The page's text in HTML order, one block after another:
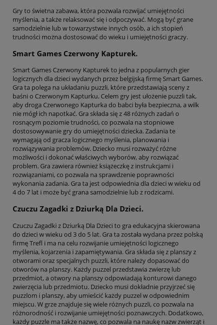
Gry to świetna zabawa, która pozwala rozwijać umiejętności
myślenia, a także relaksować się i odpoczywać. Mogą być grane
samodzielnie lub w towarzystwie innych osób, a ich stopień
trudności można dostosować do wieku i umiejętności graczy.
Smart Games Czerwony Kapturek.
Smart Games Czerwony Kapturek to jedna z popularnych gier
logicznych dla dzieci wydanych przez belgijską firmę Smart Games.
Gra ta polega na układaniu puzzli, które przedstawiają sceny z
baśni o Czerwonym Kapturku. Celem gry jest ułożenie puzzli tak,
aby droga Czerwonego Kapturka do babci była bezpieczna, a wilk
nie mógł ich napotkać. Gra składa się z 48 różnych zadań o
rosnącym poziomie trudności, co pozwala na stopniowe
dostosowywanie gry do umiejętności dziecka. Zadania te
wymagają od gracza logicznego myślenia, planowania i
rozwiązywania problemów. Dziecko musi rozważyć różne
możliwości i dokonać właściwych wyborów, aby rozwiązać
problem. Gra zawiera również książeczkę z instrukcjami i
rozwiązaniami, co pozwala na sprawdzenie poprawności
wykonania zadania. Gra ta jest odpowiednia dla dzieci w wieku od
4 do 7 lat i może być grana samodzielnie lub z rodzicami.
Czuczu Zagadki z Dziurką Dla Dzieci.
Czuczu Zagadki z Dziurką Dla Dzieci to gra edukacyjna skierowana
do dzieci w wieku od 3 do 5 lat. Gra ta została wydana przez polską
firmę Trefl i ma na celu rozwijanie umiejętności logicznego
myślenia, kojarzenia i zapamiętywania. Gra składa się z planszy z
otworami oraz specjalnych puzzli, które należy dopasować do
otworów na planszy. Każdy puzzel przedstawia zwierzę lub
przedmiot, a otwory na planszy odpowiadają konturowi danego
zwierzęcia lub przedmiotu. Dziecko musi dokładnie przyjrzeć się
puzzlom i planszy, aby umieścić każdy puzzel w odpowiednim
miejscu. W grze znajduje się wiele różnych puzzli, co pozwala na
różnorodność i rozwijanie umiejętności poznawczych. Dodatkowo,
każdy puzzle ma także nazwę, co pozwala na naukę nazw zwierząt i